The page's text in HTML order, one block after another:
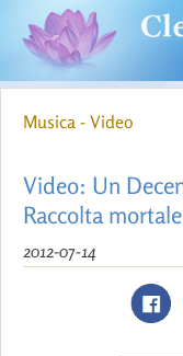
Musica - Video
Video: Un
Raccolta
2012-07-14